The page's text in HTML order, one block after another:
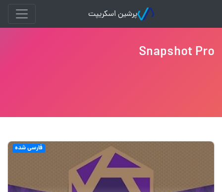
پرشین اسکریپت
Snapshot Pro
فارسی شده